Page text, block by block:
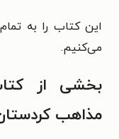
این کتاب را به
می‌کنیم.
بخشی از
مذاهب